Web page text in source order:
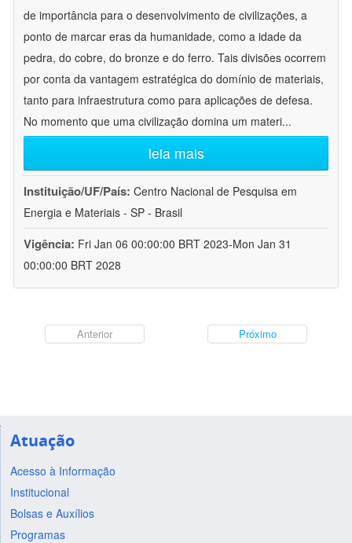
de importância para o desenvolvimento de civilizações, a
ponto de marcar eras da humanidade, como a idade da
pedra, do cobre, do bronze e do ferro. Tais divisões ocorrem
por conta da vantagem estratégica do domínio de materiais,
tanto para infraestrutura como para aplicações de defesa.
No momento que uma civilização domina um materi...
leia mais
Instituição/UF/País: Centro Nacional de Pesquisa em
Energia e Materiais - SP - Brasil
Vigência: Fri Jan 06 00:00:00 BRT 2023-Mon Jan 31
00:00:00 BRT 2028
Anterior Próximo
Atuação
Acesso à Informação
Institucional
Bolsas e Auxílios
Programas